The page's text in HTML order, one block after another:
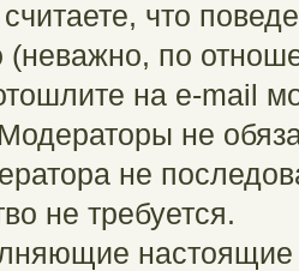
что
(неважно, по
на e-mail
не
не
не требуется.
настоящие